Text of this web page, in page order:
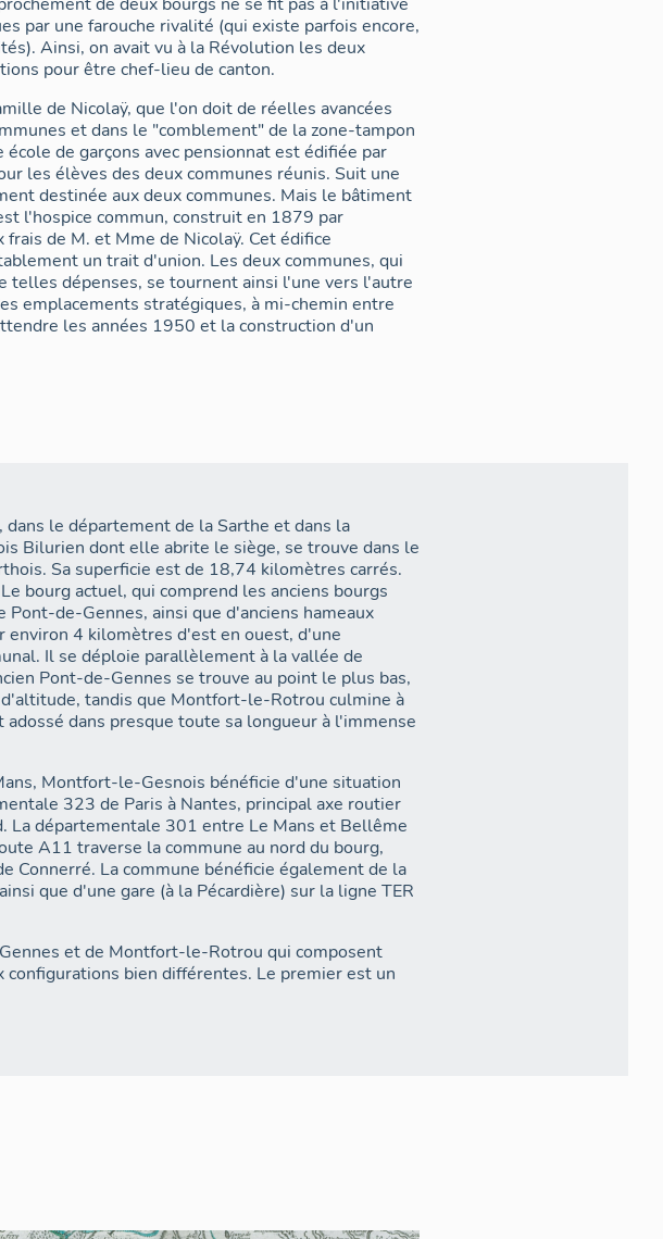
par une farouche rivalité (qui existe parfois encore,
Ainsi, on avait vu à la Révolution les deux
pour être chef-lieu de canton.
de Nicolaÿ, que l'on doit de réelles avancées
et dans le "comblement" de la zone-tampon
de garçons avec pensionnat est édifiée par
les élèves des deux communes réunis. Suit une
destinée aux deux communes. Mais le bâtiment
l'hospice commun, construit en 1879 par
de M. et Mme de Nicolaÿ. Cet édifice
un trait d'union. Les deux communes, qui
telles dépenses, se tournent ainsi l'une vers l'autre
emplacements stratégiques, à mi-chemin entre
les années 1950 et la construction d'un
prélude à la fusion de 1986. Depuis, bien que la
le département de la Sarthe et dans la
Bilurien dont elle abrite le siège, se trouve dans le
Sa superficie est de 18,74 kilomètres carrés.
bourg actuel, qui comprend les anciens bourgs
de-Gennes, ainsi que d'anciens hameaux
4 kilomètres d'est en ouest, d'une
Il se déploie parallèlement à la vallée de
Pont-de-Gennes se trouve au point le plus bas,
tandis que Montfort-le-Rotrou culmine à
dans presque toute sa longueur à l'immense
Montfort-le-Gesnois bénéficie d'une situation
323 de Paris à Nantes, principal axe routier
La départementale 301 entre Le Mans et Bellême
A11 traverse la commune au nord du bourg,
Connerré. La commune bénéficie également de la
que d'une gare (à la Pécardière) sur la ligne TER
et de Montfort-le-Rotrou qui composent
bien différentes. Le premier est un
Bernard, faisant ainsi la jonction entre le